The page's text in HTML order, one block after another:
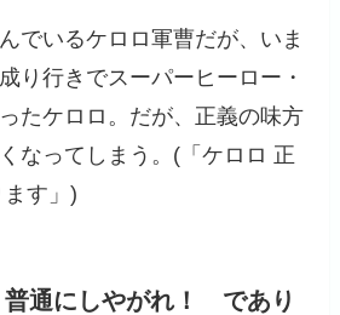
でいるケロロ軍曹だが、いま
り行きでスーパーヒーロー・
たケロロ。だが、正義の味方
なってしまう。(「ケロロ 正
す」)
通にしやがれ！ であり